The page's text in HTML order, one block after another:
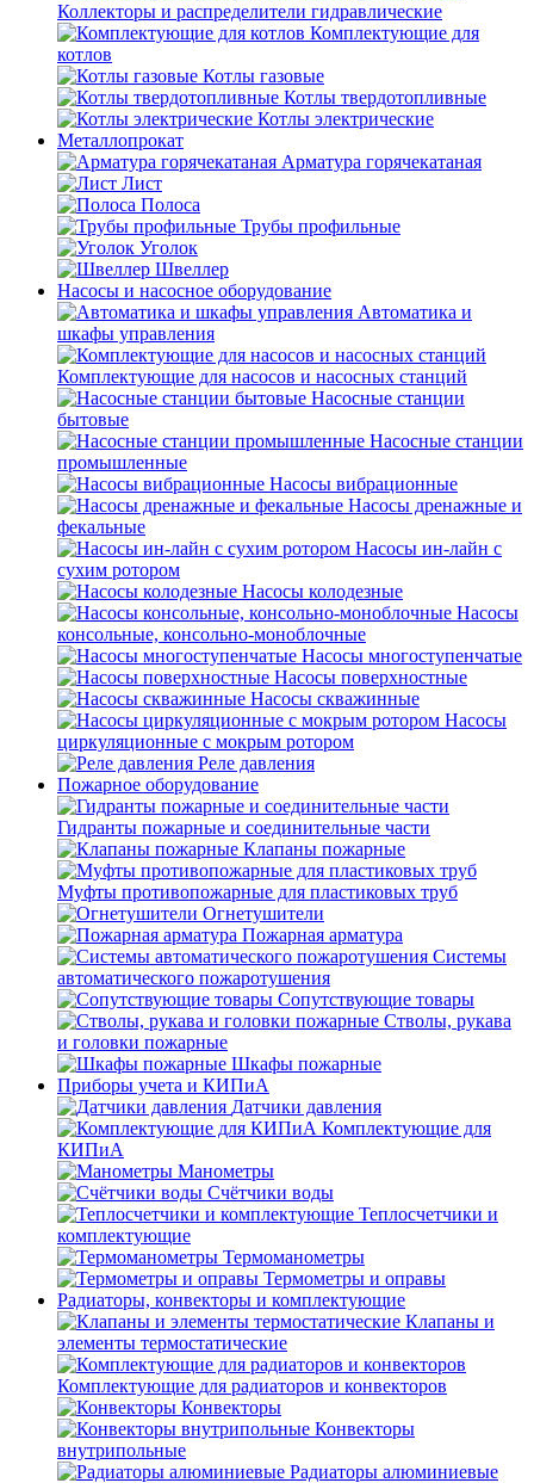
Коллекторы и распределители гидравлические
Комплектующие для
котлов
Котлы газовые
Котлы твердотопливные
Котлы электрические
Металлопрокат
Арматура горячекатаная
Лист
Полоса
Трубы профильные
Уголок
Швеллер
Насосы и насосное оборудование
Автоматика и
шкафы управления
Комплектующие для насосов и насосных станций
Насосные станции
бытовые
Насосные станции
промышленные
Насосы вибрационные
Насосы дренажные и
фекальные
Насосы ин-лайн с
сухим ротором
Насосы колодезные
Насосы
консольные, консольно-моноблочные
Насосы многоступенчатые
Насосы поверхностные
Насосы скважинные
Насосы
циркуляционные с мокрым ротором
Реле давления
Пожарное оборудование
Гидранты пожарные и соединительные части
Клапаны пожарные
Муфты противопожарные для пластиковых труб
Огнетушители
Пожарная арматура
Системы
автоматического пожаротушения
Сопутствующие товары
Стволы, рукава
и головки пожарные
Шкафы пожарные
Приборы учета и КИПиА
Датчики давления
Комплектующие для
КИПиА
Манометры
Счётчики воды
Теплосчетчики и
комплектующие
Термоманометры
Термометры и оправы
Радиаторы, конвекторы и комплектующие
Клапаны и
элементы термостатические
Комплектующие для радиаторов и конвекторов
Конвекторы
Конвекторы
внутрипольные
Радиаторы алюминиевые